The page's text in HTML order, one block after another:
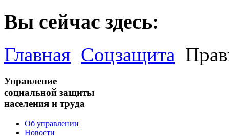
Вы сейчас здесь:
Главная Соцзащита
Управление
социальной защиты
населения и труда
Об управлении
Новости